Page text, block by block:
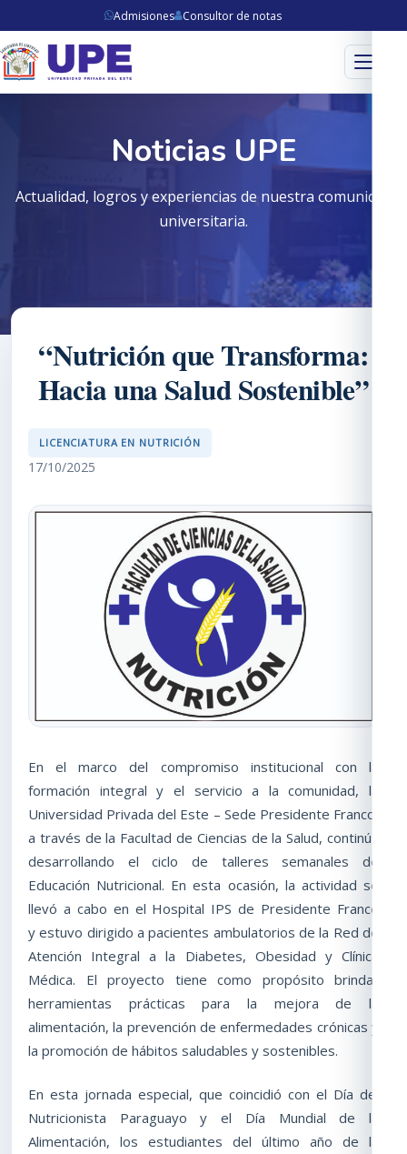
Admisiones Consultor de notas
Menú
Noticias UPE
Actualidad, logros y experiencias de nuestra comunidad
universitaria.
“Nutrición que Transforma:
Hacia una Salud Sostenible”
LICENCIATURA EN NUTRICIÓN
17/10/2025
En el marco del compromiso institucional con la
formación integral y el servicio a la comunidad, la
Universidad Privada del Este – Sede Presidente Franco,
a través de la Facultad de Ciencias de la Salud, continúa
desarrollando el ciclo de talleres semanales de
Educación Nutricional. En esta ocasión, la actividad se
llevó a cabo en el Hospital IPS de Presidente Franco
y estuvo dirigido a pacientes ambulatorios de la Red de
Atención Integral a la Diabetes, Obesidad y Clínica
Médica. El proyecto tiene como propósito brindar
herramientas prácticas para la mejora de la
alimentación, la prevención de enfermedades crónicas y
la promoción de hábitos saludables y sostenibles.
En esta jornada especial, que coincidió con el Día del
Nutricionista Paraguayo y el Día Mundial de la
Alimentación, los estudiantes del último año de la